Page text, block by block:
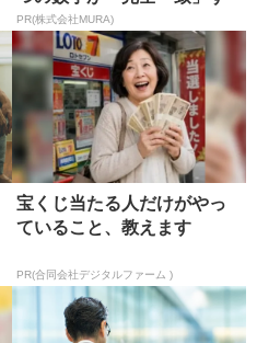
る方...
PR(株式会社MURA)
宝くじ当たる人だけがやっ
ていること、教えます
PR(合同会社デジタルファーム )